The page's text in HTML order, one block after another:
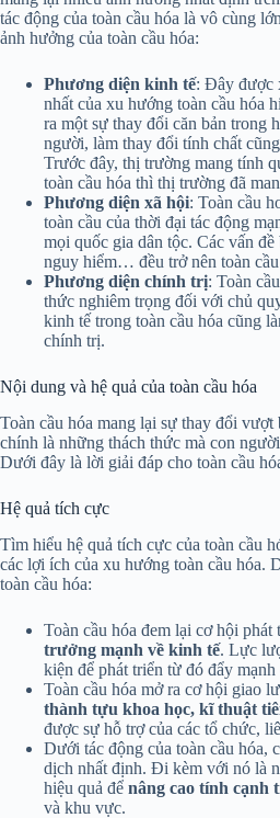
tác động của toàn cầu hóa là vô cùng
ảnh hưởng của toàn cầu hóa:
Phương diện kinh tế: Đây được
nhất của xu hướng toàn cầu hóa
ra một sự thay đổi căn bản trong
người, làm thay đổi tính chất
Trước đây, thị trường mang tính
toàn cầu hóa thì thị trường đã
Phương diện xã hội: Toàn cầu
toàn cầu của thời đại tác động
mọi quốc gia dân tộc. Các vấn
nguy hiểm… đều trở nên toàn
Phương diện chính trị: Toàn
thức nghiêm trọng đối với chủ
kinh tế trong toàn cầu hóa cũng
chính trị.
Nội dung và hệ quả của toàn cầu hóa
Toàn cầu hóa mang lại sự thay đổi
chính là những thách thức mà con
Dưới đây là lời giải đáp cho toàn cầu
Hệ quả tích cực
Tìm hiểu hệ quả tích cực của toàn cầu
các lợi ích của xu hướng toàn cầu hóa.
toàn cầu hóa:
Toàn cầu hóa đem lại cơ hội phát
trưởng mạnh về kinh tế. Lực
kiện để phát triển từ đó đẩy
Toàn cầu hóa mở ra cơ hội giao
thành tựu khoa học, kĩ thuật
được sự hỗ trợ của các tổ chức,
Dưới tác động của toàn cầu hóa,
dịch nhất định. Đi kèm với nó là
hiệu quả để nâng cao tính cạnh
và khu vực.